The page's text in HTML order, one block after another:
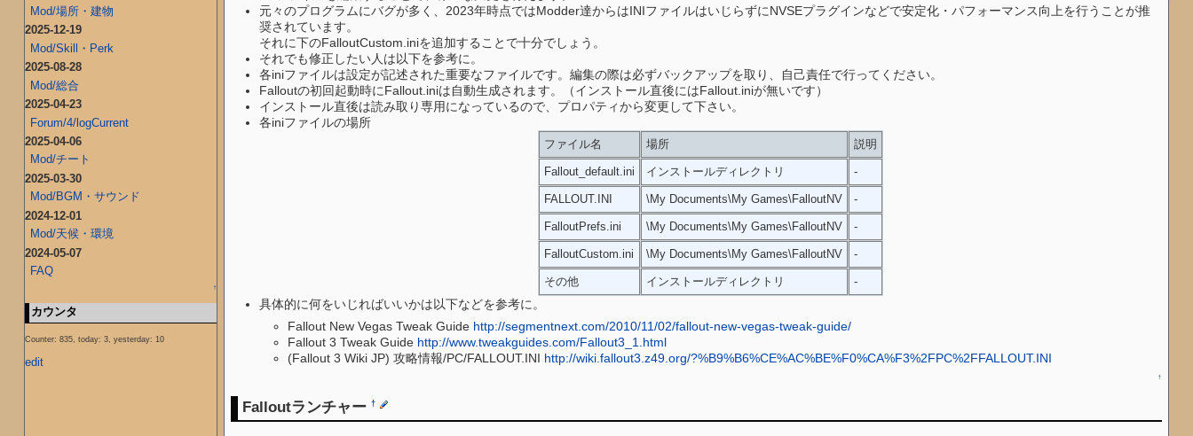
元々のプログラムにバグが多く、2023年時点ではModder達からはINIファイルはいじらずにNVSEプラグインなどで安定化・パフォーマンス向上を行うことが推
奨されています。
それに下のFalloutCustom.iniを追加することで十分でしょう。
それでも修正したい人は以下を参考に。
各iniファイルは設定が記述された重要なファイルです。編集の際は必ずバックアップを取り、自己責任で行ってください。
Falloutの初回起動時にFallout.iniは自動生成されます。（インストール直後にはFallout.iniが無いです）
インストール直後は読み取り専用になっているので、プロパティから変更して下さい。
各iniファイルの場所
ファイル名 場所 説明
Fallout_default.ini インストールディレクトリ -
FALLOUT.INI \My Documents\My Games\FalloutNV -
FalloutPrefs.ini \My Documents\My Games\FalloutNV -
FalloutCustom.ini \My Documents\My Games\FalloutNV -
その他 インストールディレクトリ -
具体的に何をいじればいいかは以下などを参考に。
Fallout New Vegas Tweak Guide http://segmentnext.com/2010/11/02/fallout-new-vegas-tweak-guide/
Fallout 3 Tweak Guide http://www.tweakguides.com/Fallout3_1.html
(Fallout 3 Wiki JP) 攻略情報/PC/FALLOUT.INI http://wiki.fallout3.z49.org/?%B9%B6%CE%AC%BE%F0%CA%F3%2FPC%2FFALLOUT.INI
↑
Falloutランチャー†
Mod/場所・建物
2025-12-19
Mod/Skill・Perk
2025-08-28
Mod/総合
2025-04-23
Forum/4/logCurrent
2025-04-06
Mod/チート
2025-03-30
Mod/BGM・サウンド
2024-12-01
Mod/天候・環境
2024-05-07
FAQ
↑
カウンタ
Counter: 835, today: 3, yesterday: 10
edit